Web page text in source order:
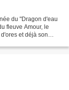
du "Dragon d'eau
fleuve Amour, le
et déjà son